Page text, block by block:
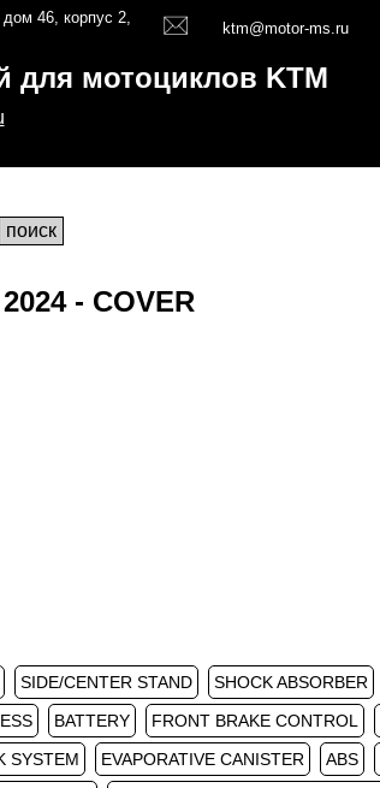
46, корпус 2,
ktm@motor-ms.ru
для мотоциклов KTM
- COVER
SIDE/CENTER STAND SHOCK ABSORBER
BATTERY FRONT BRAKE CONTROL
SYSTEM EVAPORATIVE CANISTER ABS